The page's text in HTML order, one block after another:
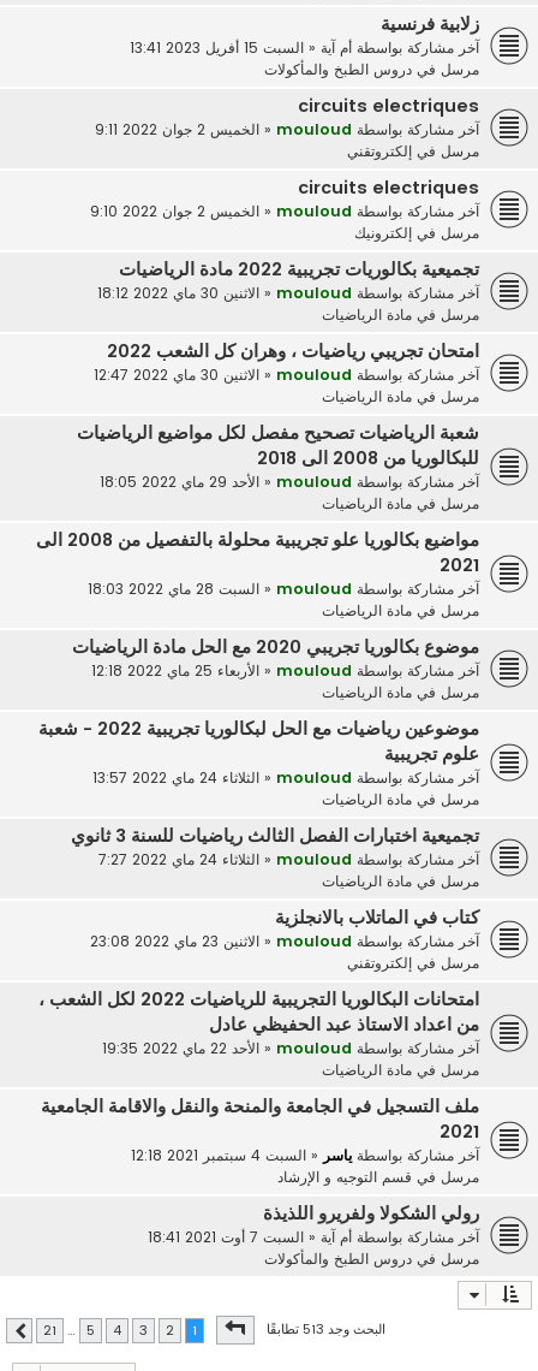
زلابية فرنسية
آخر مشاركة بواسطة أم آية« السبت 15 أفريل 2023 13:41
مرسل في دروس الطبخ والمأكولات
circuits electriques
آخر مشاركة بواسطة mouloud
« الخميس 2 جوان 2022 9:11
مرسل في إلكتروتقني
circuits electriques
آخر مشاركة بواسطة mouloud
« الخميس 2 جوان 2022 9:10
مرسل في إلكترونيك
تجميعية بكالوريات تجريبية 2022 مادة الرياضيات
آخر مشاركة بواسطة mouloud
« الاثنين 30 ماي 2022 18:12
مرسل في مادة الرياضيات
امتحان تجريبي رياضيات ، وهران كل الشعب 2022
آخر مشاركة بواسطة mouloud
« الاثنين 30 ماي 2022 12:47
مرسل في مادة الرياضيات
شعبة الرياضيات تصحيح مفصل لكل مواضيع الرياضيات
للبكالوريا من 2008 الى 2018
آخر مشاركة بواسطة mouloud
« الأحد 29 ماي 2022 18:05
مرسل في مادة الرياضيات
مواضيع بكالوريا علو تجريبية محلولة بالتفصيل من 2008 الى
2021
آخر مشاركة بواسطة mouloud
« السبت 28 ماي 2022 18:03
مرسل في مادة الرياضيات
موضوع بكالوريا تجريبي 2020 مع الحل مادة الرياضيات
آخر مشاركة بواسطة mouloud
« الأربعاء 25 ماي 2022 12:18
مرسل في مادة الرياضيات
موضوعين رياضيات مع الحل لبكالوريا تجريبية 2022 - شعبة
علوم تجريبية
آخر مشاركة بواسطة mouloud
« الثلاثاء 24 ماي 2022 13:57
مرسل في مادة الرياضيات
تجميعية اختبارات الفصل الثالث رياضيات للسنة 3 ثانوي
آخر مشاركة بواسطة mouloud
« الثلاثاء 24 ماي 2022 7:27
مرسل في مادة الرياضيات
كتاب في الماتلاب بالانجلزية
آخر مشاركة بواسطة mouloud
« الاثنين 23 ماي 2022 23:08
مرسل في إلكتروتقني
امتحانات البكالوريا التجريبية للرياضيات 2022 لكل الشعب ،
من اعداد الاستاذ عبد الحفيظي عادل
آخر مشاركة بواسطة mouloud
« الأحد 22 ماي 2022 19:35
مرسل في مادة الرياضيات
ملف التسجيل في الجامعة والمنحة والنقل والاقامة الجامعية
2021
آخر مشاركة بواسطة ياسر« السبت 4 سبتمبر 2021 12:18
مرسل في قسم التوجيه و الإرشاد
رولي الشكولا ولفريرو اللذيذة
آخر مشاركة بواسطة أم آية« السبت 7 أوت 2021 18:41
مرسل في دروس الطبخ والمأكولات
البحث وجد 513 تطابقًا صفحة1 من21
2
3
4
5
…
21 التالي